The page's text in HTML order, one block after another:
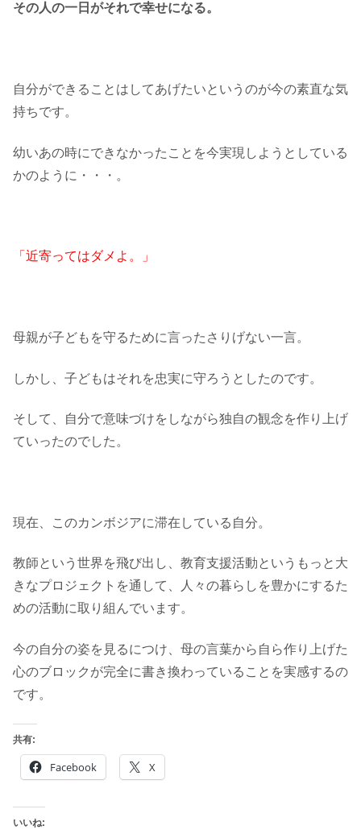
その人の一日がそれで幸せになる。
自分ができることはしてあげたいというのが今の素直な気
持ちです。
幼いあの時にできなかったことを今実現しようとしている
かのように・・・。
「近寄ってはダメよ。」
母親が子どもを守るために言ったさりげない一言。
しかし、子どもはそれを忠実に守ろうとしたのです。
そして、自分で意味づけをしながら独自の観念を作り上げ
ていったのでした。
現在、このカンボジアに滞在している自分。
教師という世界を飛び出し、教育支援活動というもっと大
きなプロジェクトを通して、人々の暮らしを豊かにするた
めの活動に取り組んでいます。
今の自分の姿を見るにつけ、母の言葉から自ら作り上げた
心のブロックが完全に書き換わっていることを実感するの
です。
共有:
Facebook X
いいね: